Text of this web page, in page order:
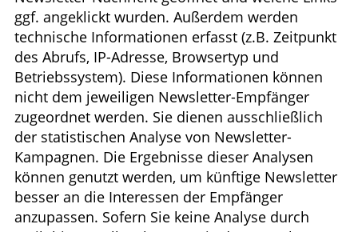
ggf. angeklickt wurden. Außerdem werden
technische Informationen erfasst (z.B. Zeitpunkt
des Abrufs, IP-Adresse, Browsertyp und
Betriebssystem). Diese Informationen können
nicht dem jeweiligen Newsletter-Empfänger
zugeordnet werden. Sie dienen ausschließlich
der statistischen Analyse von Newsletter-
Kampagnen. Die Ergebnisse dieser Analysen
können genutzt werden, um künftige Newsletter
besser an die Interessen der Empfänger
anzupassen. Sofern Sie keine Analyse durch